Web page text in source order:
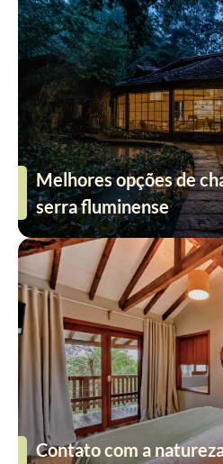
Melhores opções de
serra fluminense
Contato com a